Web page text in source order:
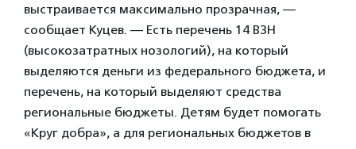
выстраивается максимально прозрачная, —
сообщает Куцев. — Есть перечень 14 ВЗН
(высокозатратных нозологий), на который
выделяются деньги из федерального бюджета, и
перечень, на который выделяют средства
региональные бюджеты. Детям будет помогать
«Круг добра», а для региональных бюджетов в